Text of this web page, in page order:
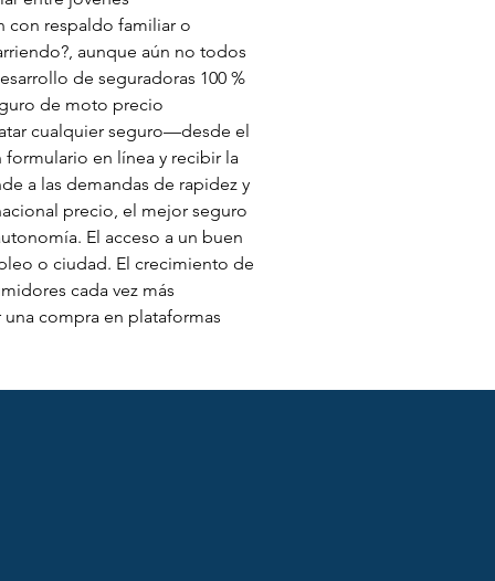
con respaldo familiar o
aunque aún no todos
de seguradoras 100 %
de moto precio
cualquier seguro—desde el
en línea y recibir la
a las demandas de rapidez y
precio, el mejor seguro
El acceso a un buen
o ciudad. El crecimiento de
cada vez más
compra en plataformas